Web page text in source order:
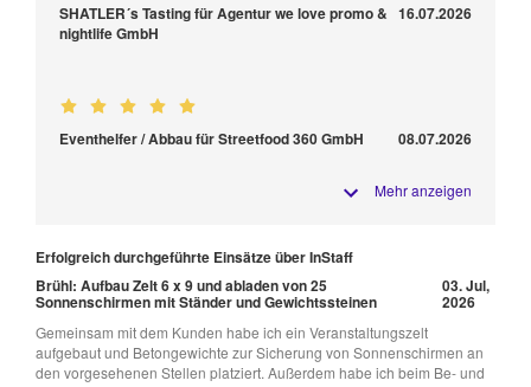
SHATLER´s Tasting für Agentur we love promo &
nightlife GmbH
16.07.2026
Eventhelfer / Abbau für Streetfood 360 GmbH 08.07.2026
Mehr anzeigen
Erfolgreich durchgeführte Einsätze über InStaff
Brühl: Aufbau Zelt 6 x 9 und abladen von 25
Sonnenschirmen mit Ständer und Gewichtssteinen
03. Jul,
2026
Gemeinsam mit dem Kunden habe ich ein Veranstaltungszelt
aufgebaut und Betongewichte zur Sicherung von Sonnenschirmen an
den vorgesehenen Stellen platziert. Außerdem habe ich beim Be- und